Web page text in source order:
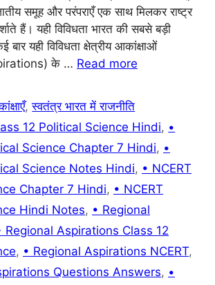
a
m
st
समूह और परंपराएँ एक साथ मिलकर राष्ट्र
हैं। यही विविधता भारत की सबसे बड़ी
यही विविधता क्षेत्रीय आकांक्षाओं
के … Read more
,स्वतंत्र भारत में राजनीति
12 Political Science Hindi, •
Science Chapter 7 Hindi, •
Science Notes Hindi, • NCERT
Chapter 7 Hindi, • NCERT
Hindi Notes, • Regional
Regional Aspirations Class 12
, • Regional Aspirations NCERT,
Questions Answers, •